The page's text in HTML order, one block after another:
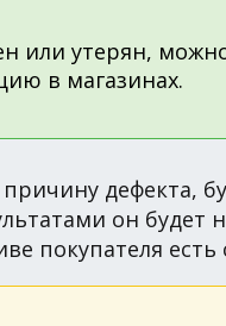
или утерян,
в магазинах.
дефекта,
он
покупателя